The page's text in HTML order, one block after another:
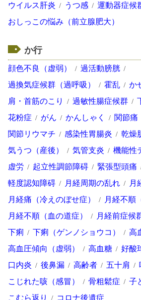
ウイルス肝炎
うつ感 運動器症候
おしっこの悩み（前立腺肥大）
か行
顔色不良（虚弱）
過活動膀胱
過換気症候群（過呼吸）
霍乱
か
肩・首筋のこり
過敏性腸症候群
花粉症
がん かんしゃく
関節痛
関節リウマチ
感染性胃腸炎 乾燥
気うつ（産後）
気管支炎
機能性
虚労
起立性調節障碍 緊張型頭痛
軽度認知障碍
月経周期の乱れ
月
月経痛（冷えのぼせ症）
月経不順
月経不順（血の道症）
月経前症候
下痢
下痢（ゲンノショウコ）
高
高血圧傾向（虚弱）
高血糖
好酸
口内炎
後鼻漏 高齢者 五十肩
こじれた咳（感冒）
骨粗鬆症
子
こむら返り
コロナ後遺症